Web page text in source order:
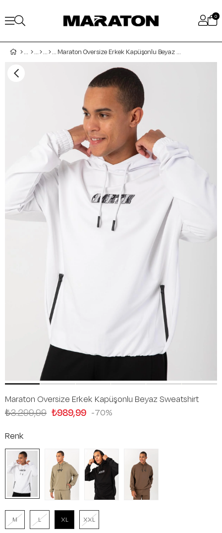
0
Maraton Oversize Erkek Kapüşonlu Beyaz Sweatshirt
Maraton Oversize Erkek Kapüşonlu Beyaz Sweatshirt
70
₺3.299,99 ₺989,99
Renk
M L XL XXL